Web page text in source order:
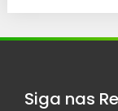
Siga nas